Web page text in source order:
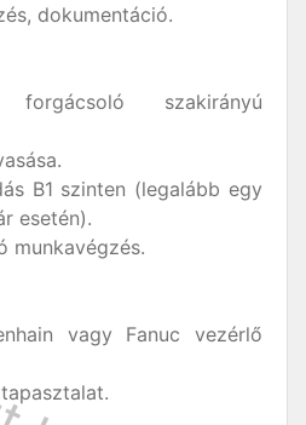
dokumentáció.
szakirányú
B1 szinten (legalább egy
esetén).
munkavégzés.
vagy Fanuc vezérlő